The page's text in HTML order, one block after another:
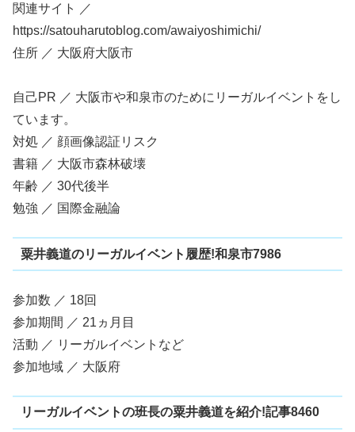
関連サイト ／
https://satouharutoblog.com/awaiyoshimichi/
住所 ／ 大阪府大阪市
自己PR ／ 大阪市や和泉市のためにリーガルイベントをし
ています。
対処 ／ 顔画像認証リスク
書籍 ／ 大阪市森林破壊
年齢 ／ 30代後半
勉強 ／ 国際金融論
粟井義道のリーガルイベント履歴!和泉市7986
参加数 ／ 18回
参加期間 ／ 21ヵ月目
活動 ／ リーガルイベントなど
参加地域 ／ 大阪府
リーガルイベントの班長の粟井義道を紹介!記事8460